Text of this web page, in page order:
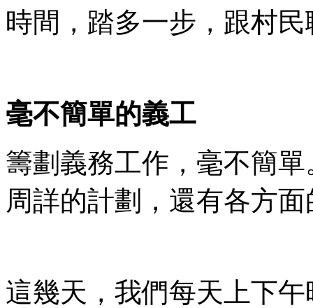
時間，踏多一步，跟村
毫不簡單的義工
籌劃義務工作，毫不簡
周詳的計劃，還有各方
這幾天，我們每天上下